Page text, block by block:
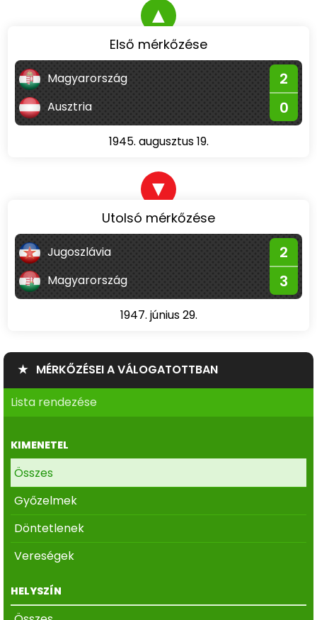
▲
Első mérkőzése
Magyarország 2
Ausztria 0
1945. augusztus 19.
▼
Utolsó mérkőzése
Jugoszlávia 2
Magyarország 3
1947. június 29.
★ MÉRKŐZÉSEI A VÁLOGATOTTBAN
Lista rendezése
KIMENETEL
Összes
Győzelmek
Döntetlenek
Vereségek
HELYSZÍN